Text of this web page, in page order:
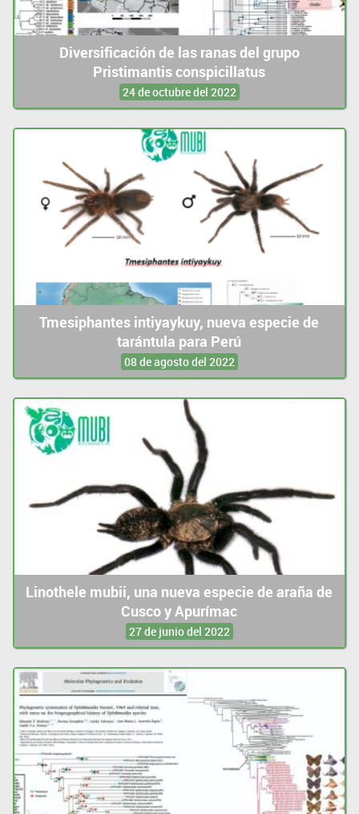
Diversificación de las ranas del grupo
Pristimantis conspicillatus
24 de octubre del 2022
Tmesiphantes intiyaykuy, nueva especie de
tarántula para Perú
08 de agosto del 2022
Linothele mubii, una nueva especie de araña de
Cusco y Apurímac
27 de junio del 2022